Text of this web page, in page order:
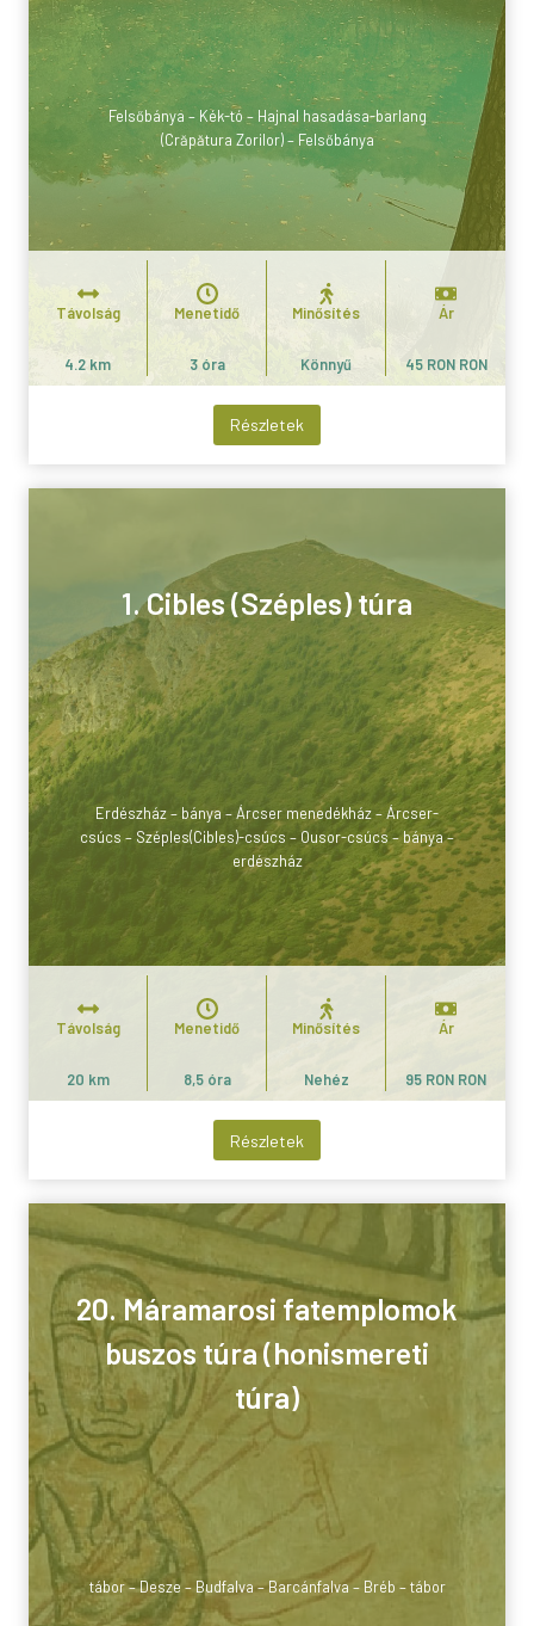
Felsőbánya – Kék-tó – Hajnal hasadása-barlang
(Crăpătura Zorilor) – Felsőbánya
Távolság
4.2 km
Menetidő
3 óra
Minősítés
Könnyű
Ár
45 RON RON
Részletek
1. Cibles (Széples) túra
Erdészház – bánya – Árcser menedékház – Árcser-
csúcs – Széples(Cibles)-csúcs – Ousor-csúcs – bánya –
erdészház
Távolság
20 km
Menetidő
8,5 óra
Minősítés
Nehéz
Ár
95 RON RON
Részletek
20. Máramarosi fatemplomok
buszos túra (honismereti
túra)
tábor – Desze – Budfalva – Barcánfalva – Bréb – tábor